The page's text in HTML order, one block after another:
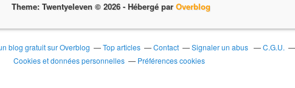
Theme: Twentyeleven © 2026 - Hébergé par Overblog
blog gratuit sur Overblog Top articles Contact Signaler un abus C.G.U.
Cookies et données personnelles
Préférences cookies